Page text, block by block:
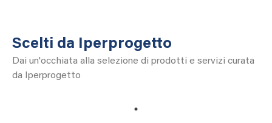
Scelti da Iperprogetto
Dai un'occhiata alla selezione di prodotti e servizi curata
da Iperprogetto
1